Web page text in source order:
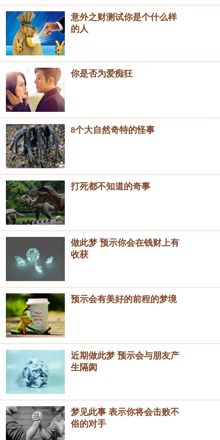
意外之财测试你是个什么样
的人
你是否为爱痴狂
8个大自然奇特的怪事
打死都不知道的奇事
做此梦 预示你会在钱财上有
收获
预示会有美好的前程的梦境
近期做此梦 预示会与朋友产
生隔阂
梦见此事 表示你将会击败不
俗的对手